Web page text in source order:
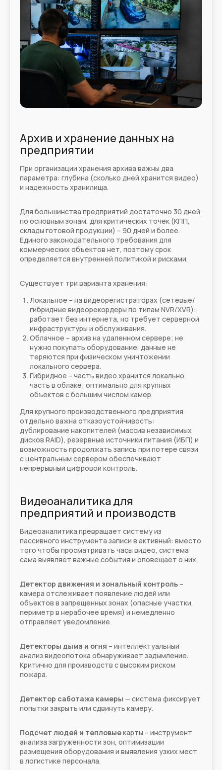
Архив и хранение данных на
предприятии
При организации хранения архива важны два
параметра: глубина (сколько дней хранится видео)
и надежность хранилища.
Для большинства предприятий достаточно 30 дней
по основным зонам, для критических точек (КПП,
склады готовой продукции) – 90 дней и более.
Единого законодательного требования для
коммерческих объектов нет, поэтому срок
определяется внутренней политикой и рисками.
Существует три варианта хранения:
Локальное – на видеорегистраторах (сетевые/
гибридные видеорекордеры по типам NVR/XVR):
работает без интернета, но требует серверной
инфраструктуры и обслуживания.
Облачное – архив на удаленном сервере; не
нужно покупать оборудование, данные не
теряются при физическом уничтожении
локального сервера.
Гибридное – часть видео хранится локально,
часть в облаке; оптимально для крупных
объектов с большим числом камер.
Для крупного производственного предприятия
отдельно важна отказоустойчивость:
дублирование накопителей (массив независимых
дисков RAID), резервные источники питания (ИБП) и
возможность продолжать запись при потере связи
с центральным сервером обеспечивают
непрерывный цифровой контроль.
Видеоаналитика для
предприятий и производств
Видеоаналитика превращает систему из
пассивного инструмента записи в активный: вместо
того чтобы просматривать часы видео, система
сама выявляет важные события и оповещает о них.
Детектор движения и зональный контроль –
камера отслеживает появление людей или
объектов в запрещенных зонах (опасные участки,
периметр в нерабочее время) и немедленно
отправляет уведомление.
Детекторы дыма и огня – интеллектуальный
анализ видеопотока обнаруживает задымление.
Критично для производств с высоким риском
пожара.
Детектор саботажа камеры — система фиксирует
попытки закрыть или сдвинуть камеру.
Подсчет людей и тепловыекарты – инструмент
анализа загруженности зон, оптимизации
размещения оборудования и выявления узких мест
в логистике персонала.